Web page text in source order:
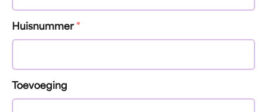
Huisnummer *
Toevoeging